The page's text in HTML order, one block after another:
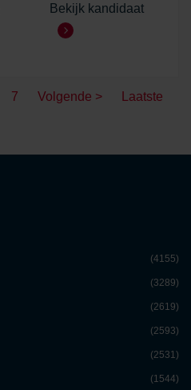
Bekijk kandidaat
7 Volgende >
Laatste
(4155)
(3289)
(2619)
(2593)
(2531)
(1544)